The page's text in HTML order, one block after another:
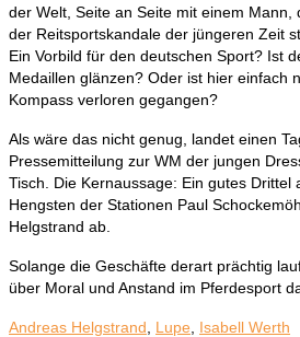
der Welt, Seite an Seite mit einem Mann,
der Reitsportskandale der jüngeren Zeit
Ein Vorbild für den deutschen Sport? Ist
Medaillen glänzen? Oder ist hier einfach
Kompass verloren gegangen?
Als wäre das nicht genug, landet einen
Pressemitteilung zur WM der jungen
Tisch. Die Kernaussage: Ein gutes Drittel
Hengsten der Stationen Paul
Helgstrand ab.
Solange die Geschäfte derart prächtig
über Moral und Anstand im Pferdesport
Andreas Helgstrand Lupe Isabell Werth